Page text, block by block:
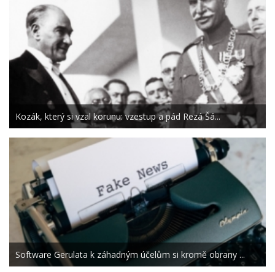
Kozák, který si vzal korunu: vzestup a pád Rezá Šá...
Software Gerulata k záhadným účelům si kromě obrany ...